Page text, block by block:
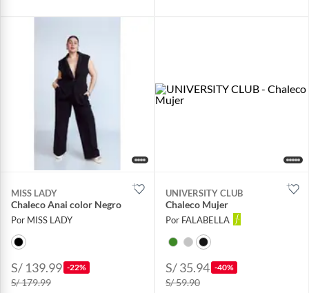
MISS LADY
Chaleco Anai color Negro
Por MISS LADY
S/ 139.99 -22%
S/ 179.99
UNIVERSITY CLUB
Chaleco Mujer
Por FALABELLA
S/ 35.94 -40%
S/ 59.90